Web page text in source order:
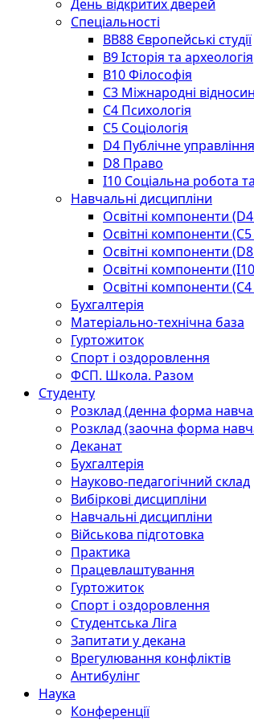
День відкритих дверей
Спеціальності
BВ88 Європейські студії
B9 Історія та археологія
B10 Філософія
C3 Міжнародні
C4 Психологія
С5 Соціологія
D4 Публічне
D8 Право
I10 Соціальна робота
Навчальні дисципліни
Освітні компоненти
Освітні компоненти (С5
Освітні компоненти
Освітні компоненти
Освітні компоненти
Бухгалтерія
Матеріально-технічна база
Гуртожиток
Спорт і оздоровлення
ФСП. Школа. Разом
Студенту
Розклад (денна форма
Розклад (заочна форма
Деканат
Бухгалтерія
Науково-педагогічний склад
Вибіркові дисципліни
Навчальні дисципліни
Військова підготовка
Практика
Працевлаштування
Гуртожиток
Спорт і оздоровлення
Студентська Ліга
Запитати у декана
Врегулювання конфліктів
Антибулінг
Наука
Конференції